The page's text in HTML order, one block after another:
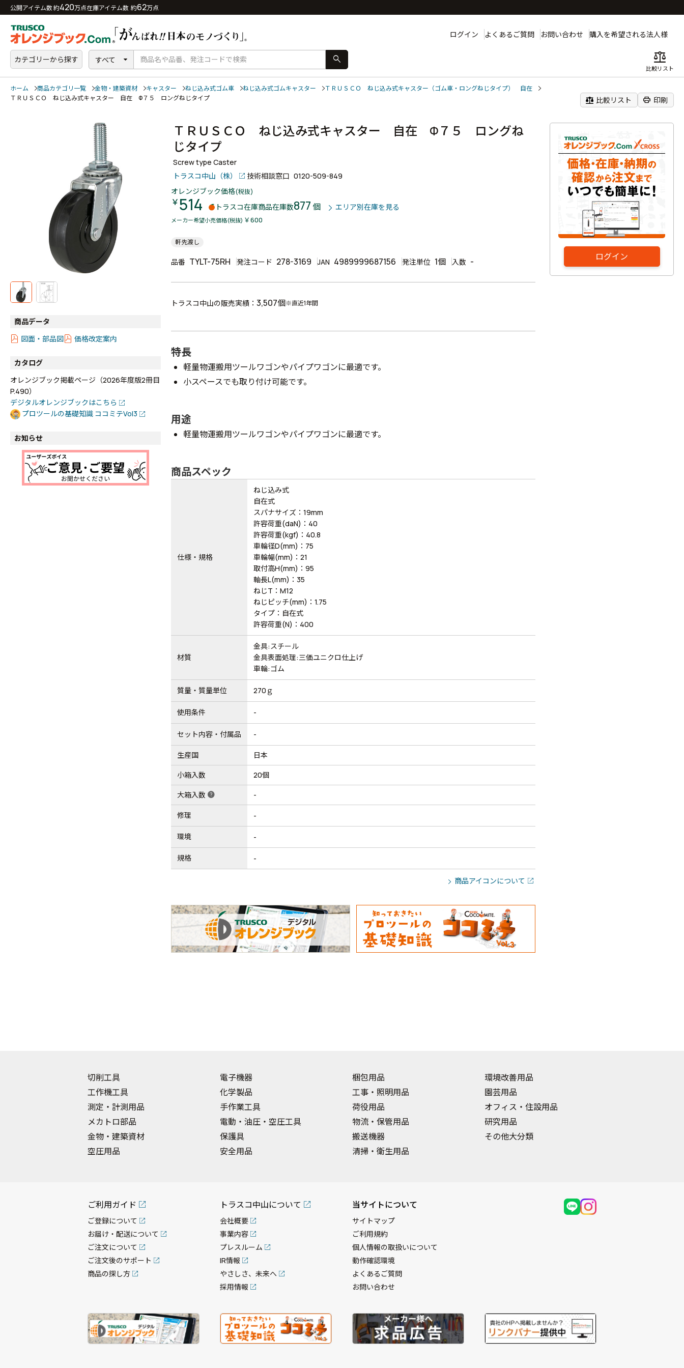
公開アイテム数 約420万点在庫アイテム数 約62万点
ログイン よくあるご質問 お問い合わせ 購入を希望される法人様
カテゴリーから探す すべて search balance
比較リスト
ホーム 商品カテゴリ一覧 金物・建築資材 キャスター ねじ込み式ゴム車 ねじ込み式ゴムキャスター
ＴＲＵＳＣＯ ねじ込み式キャスター（ゴム車・ロングねじタイプ） 自在
ＴＲＵＳＣＯ ねじ込み式キャスター 自在 Φ７５ ロングねじタイプ
balance 比較リスト print 印刷
ログイン
商品データ
図面・部品図
価格改定案内
カタログ
オレンジブック掲載ページ（2026年度版2冊目
P.490）
デジタルオレンジブックはこちら
プロツールの基礎知識 ココミテVol3
お知らせ
ＴＲＵＳＣＯ ねじ込み式キャスター 自在 Φ７５ ロングね
じタイプ
Screw type Caster
トラスコ中山（株）
技術相談窓口 0120-509-849
オレンジブック価格(税抜)
￥514 トラスコ在庫商品在庫数877 個 エリア別在庫を見る
メーカー希望小売価格(税抜) ￥600
軒先渡し
品番 TYLT-75RH 発注コード 278-3169 JAN 4989999687156 発注単位 1個 入数 -
トラスコ中山の販売実績： 3,507個※直近1年間
特長
軽量物運搬用ツールワゴンやパイプワゴンに最適です。
小スペースでも取り付け可能です。
用途
軽量物運搬用ツールワゴンやパイプワゴンに最適です。
商品スペック
仕様・規格
ねじ込み式
自在式
スパナサイズ：19mm
許容荷重(daN)：40
許容荷重(kgf)：40.8
車輪径D(mm)：75
車輪幅(mm)：21
取付高H(mm)：95
軸長L(mm)：35
ねじT：M12
ねじピッチ(mm)：1.75
タイプ：自在式
許容荷重(N)：400
材質
金具:スチール
金具表面処理:三価ユニクロ仕上げ
車輪:ゴム
質量・質量単位 270ｇ
使用条件 -
セット内容・付属品 -
生産国 日本
小箱入数 20個
大箱入数 help -
修理 -
環境 -
規格 -
商品アイコンについて
切削工具
工作機工具
測定・計測用品
メカトロ部品
金物・建築資材
空圧用品
電子機器
化学製品
手作業工具
電動・油圧・空圧工具
保護具
安全用品
梱包用品
工事・照明用品
荷役用品
物流・保管用品
搬送機器
清掃・衛生用品
環境改善用品
園芸用品
オフィス・住設用品
研究用品
その他大分類
ご利用ガイド
ご登録について
お届け・配送について
ご注文について
ご注文後のサポート
商品の探し方
トラスコ中山について
会社概要
事業内容
プレスルーム
IR情報
やさしさ、未来へ
採用情報
当サイトについて
サイトマップ
ご利用規約
個人情報の取扱いについて
動作確認環境
よくあるご質問
お問い合わせ